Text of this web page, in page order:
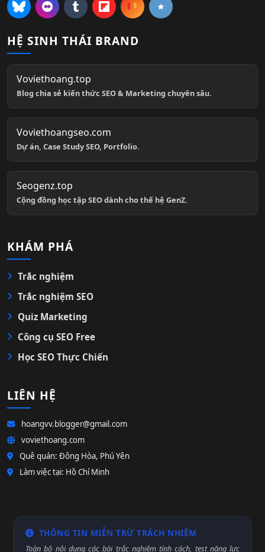
HỆ SINH THÁI BRAND
Voviethoang.top
Blog chia sẻ kiến thức SEO & Marketing chuyên sâu.
Voviethoangseo.com
Dự án, Case Study SEO, Portfolio.
Seogenz.top
Cộng đồng học tập SEO dành cho thế hệ GenZ.
KHÁM PHÁ
Trắc nghiệm
Trắc nghiệm SEO
Quiz Marketing
Công cụ SEO Free
Học SEO Thực Chiến
LIÊN HỆ
hoangvv.blogger@gmail.com
voviethoang.com
Quê quán: Đông Hòa, Phú Yên
Làm việc tại: Hồ Chí Minh
THÔNG TIN MIỄN TRỪ TRÁCH NHIỆM
Toàn bộ nội dung các bài trắc nghiệm tính cách, test năng lực